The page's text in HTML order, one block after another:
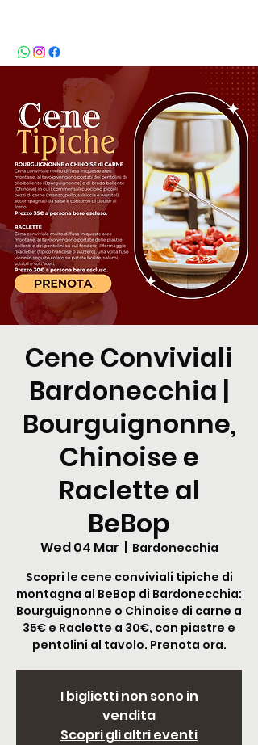
Cene Conviviali
Bardonecchia |
Bourguignonne,
Chinoise e
Raclette al
BeBop
Wed 04 Mar
  |
Bardonecchia
Scopri le cene conviviali tipiche di
montagna al BeBop di Bardonecchia:
Bourguignonne o Chinoise di carne a
35€ e Raclette a 30€, con piastre e
pentolini al tavolo. Prenota ora.
I biglietti non sono in
vendita
Scopri gli altri eventi